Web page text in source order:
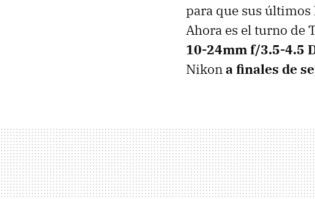
para que sus
Ahora es el turno de
10-24mm f/3.5-4.5
Nikona finales de